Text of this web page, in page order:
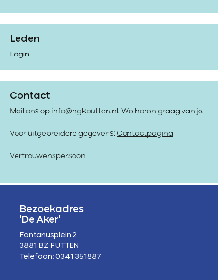
Leden
Login
Contact
Mail ons op info@ngkputten.nl . We horen graag van je.
Voor uitgebreidere gegevens: Contactpagina
Vertrouwenspersoon
Bezoekadres
'De Aker'
Fontanusplein 2
3881 BZ PUTTEN
Telefoon: 0341 351887